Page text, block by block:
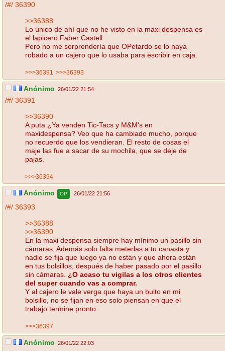
/#/ 36390
>>36388
Lo único de ahí que no he visto en la maxi despensa es
el lapicero Faber Castell.
Pero no me sorprendería que OPetardo se lo haya
robado a un cajero que lo usaba para escribir en caja.
>>>36391 >>>36393
Anónimo 26/01/22 21:54
/#/ 36391
>>36390
A puta ¿Ya venden Tic-Tacs y M&M's en
maxidespensa? Veo que ha cambiado mucho, porque
no recuerdo que los vendieran. El resto de cosas el
maje las fue a sacar de su mochila, que se deje de
pajas.
>>>36394
Anónimo OP 26/01/22 21:56
/#/ 36393
>>36388
>>36390
En la maxi despensa siempre hay mínimo un pasillo sin
cámaras. Además solo falta meterlas a tu canasta y
nadie se fija que luego ya no están y que ahora están
en tus bolsillos, después de haber pasado por el pasillo
sin cámaras. ¿O acaso tu vigilas a los otros clientes
del super cuando vas a comprar.
Y al cajero le vale verga que haya un bulto en mi
bolsillo, no se fijan en eso solo piensan en que el
trabajo termine pronto.
>>>36397
Anónimo 26/01/22 22:03